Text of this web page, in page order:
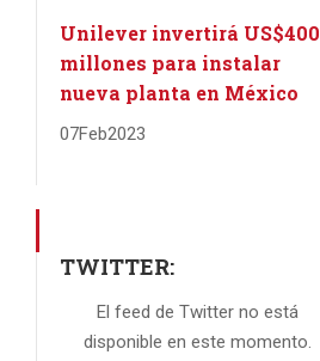
Unilever invertirá US$400
millones para instalar
nueva planta en México
07Feb2023
TWITTER:
El feed de Twitter no está
disponible en este momento.